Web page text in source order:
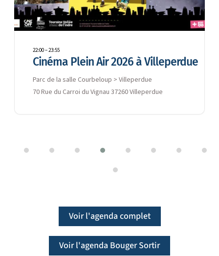
18:30–22:00
Save the date : soirée networking
entreprises
Loire Valley Lodges
Voir l'agenda complet
Voir l'agenda Bouger Sortir